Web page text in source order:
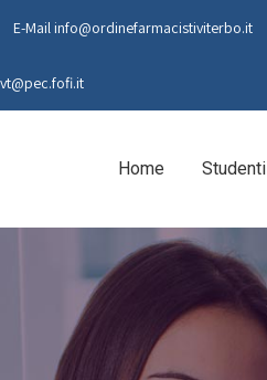
E-Mail info@ordinefarmacistiviterbo.it
Home Studenti